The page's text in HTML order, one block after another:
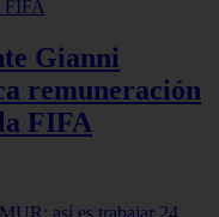
Gianni
remuneración
FIFA